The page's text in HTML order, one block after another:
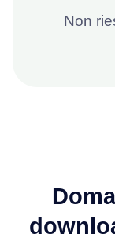
Non